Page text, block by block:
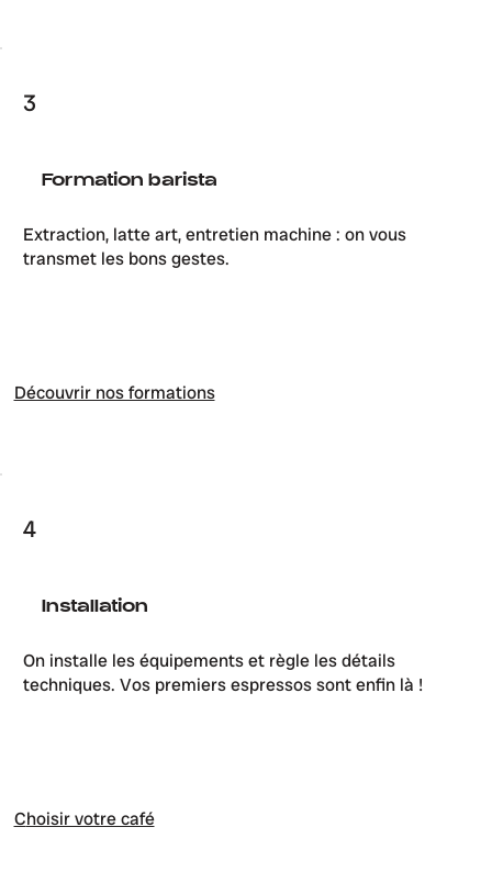
3
Formation barista
Extraction, latte art, entretien machine : on vous
transmet les bons gestes.
Découvrir nos formations
4
Installation
On installe les équipements et règle les détails
techniques. Vos premiers espressos sont enfin là !
Choisir votre café